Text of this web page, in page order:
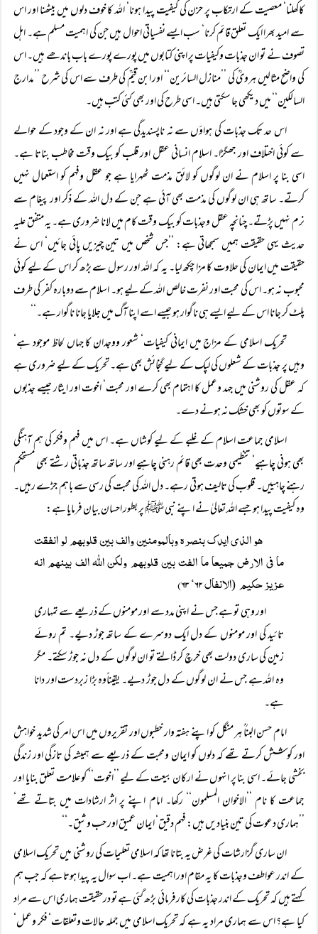
کاکھلنا‘ معصیت کے ارتکاب پر حزن کی کیفیت پیدا ہونا‘ اللہ کا خوف دلوں میں بیٹھنا اور اس
سے امید بھرا ایک تعلق قائم کرنا‘ سب ایسے نفسیاتی احوال ہیں جن کی اہمیت مسلم ہے۔ اہل
تصوف نے تو ان جذبات وکیفیات پر اپنی کتابوں میں پورے پورے باب باندھے ہیں۔ اس
کی واضح مثالیں ہرویؒ کی ’’منازل السائرین‘‘ اور ابن قیمؒ کی طرف سے اس کی شرح ’’مدارج
السالکین‘‘ میں دیکھی جا سکتی ہیں۔ اسی طرح کی اور بھی کئی کتب ہیں۔
اس حد تک جذبات کی ہواؤں سے نہ ناپسندیدگی ہے اور نہ ان کے وجود کے حوالے
سے کوئی اختلاف اور جھگڑا۔ اسلام انسانی عقل اور قلب کو بیک وقت مخاطب بناتا ہے۔
اسی بنا پر اسلام نے ان لوگوں کو لائق مذمت ٹھہرایا ہے جو عقل وفہم کو استعمال نہیں
کرتے۔ ساتھ ہی ان لوگوں کی مذمت بھی آئی ہے جن کے دل اللہ کے ذکر اور پیغام سے
نرم نہیں پڑتے۔ چنانچہ عقل وجذبات کو بیک وقت کام میں لانا ضروری ہے۔ یہ متفق علیہ
حدیث یہی حقیقت ہمیں سمجھاتی ہے: ’’جس شخص میں تین چیزیں پائی جائیں‘ اس نے
حقیقت میں ایمان کی حلاوت کا مزا چکھ لیا۔ یہ کہ اللہ اور رسول سے بڑھ کر اس کے لیے کوئی
محبوب نہ ہو۔ اس کی محبت اور نفرت خالص اللہ کے لیے ہو۔ اسلام سے دوبارہ کفر کی طرف
پلٹ کر جانا اس کے لیے ایسے ہی ناگوار ہو جیسے اسے اپنا آگ میں جلایا جانا ناگوار ہے۔‘‘
تحریک اسلامی کے مزاج میں ایمانی کیفیات‘ شعور ووجدان کا جہاں لحاظ موجود ہے‘
وہیں پر جذبات کے شعلوں کی لپک کے لیے گنجائش بھی ہے۔ تحریک کے لیے ضروری ہے
کہ عقل کی روشنی میں جہد وعمل کا اہتمام بھی کرے اور محبت‘ اخوت اور ایثار جیسے جذبوں
کے سوتوں کو بھی خشک نہ ہونے دے۔
اسلامی جماعت اسلام کے غلبے کے لیے کوشاں ہے۔ اس میں فہم وفکر کی ہم آہنگی
بھی ہونی چاہیے‘ تنظیمی وحدت بھی قائم رہنی چاہیے اور ساتھ ساتھ جذباتی رشتے بھی مستحکم
رہنے چاہییں۔ قلوب کی تالیف ہوتی رہے۔ دل اللہ کی محبت کی رسی سے باہم جڑے رہیں۔
وہ کیفیت پیدا ہو جسے اللہ تعالیٰ نے اپنے نبی ﷺ پر بطور احسان بیان فرمایا ہے:
ھو الذی ایدک بنصرہ وبالمومنین والف بین قلوبہم لو انفقت
ما فی الارض جمیعا ما الفت بین قلوبہم ولکن اللہ الف بینہم انہ
عزیز حکیم (الانفال ۶۲‘ ۶۳)
اور وہی تو ہے جس نے اپنی مدد سے اور مومنوں کے ذریعے سے تمہاری
تائید کی اور مومنوں کے دل ایک دوسرے کے ساتھ جوڑ دیے۔ تم روئے
زمین کی ساری دولت بھی خرچ کر ڈالتے تو ان لوگوں کے دل نہ جوڑ سکتے۔ مگر
وہ اللہ ہے جس نے ان لوگوں کے دل جوڑ دیے۔ یقیناًوہ بڑا زبردست اور دانا
ہے۔
امام حسن البناؒ ہر منگل کو اپنے ہفتہ وار خطبوں اور تقریروں میں اس امر کی شدید خواہش
اور کوشش کرتے تھے کہ دلوں کو ایمان ومحبت کے ذریعے سے ہمیشہ کی تازگی اور زندگی
بخشی جائے۔ اسی بنا پر انہوں نے ارکان بیعت کے لیے ’’اخوت‘‘ کو علامت تعلق بنایا اور
جماعت کا نام ’’الاخوان المسلمون‘‘ رکھا۔ امام اپنے پر اثر ارشادات میں بتاتے تھے‘
’’ہماری دعوت کی تین بنیادیں ہیں: فہم دقیق‘ ایمان عمیق اور حب وثیق۔‘‘
ان ساری گزارشات کی غرض یہ بتانا تھا کہ اسلامی تعلیمات کی روشنی میں تحریک اسلامی
کے اندر عواطف وجذبات کا یہ مقام اور اہمیت ہے۔ اب سوال یہ پیدا ہوتا ہے کہ جب ہم
کہتے ہیں کہ تحریک کے اندر جذبات کی کارفرمائی بڑھ گئی ہے تو درحقیقت ہماری اس سے مراد
کیا ہے؟ اس سے ہماری مراد یہ ہے کہ تحریک اسلامی میں جملہ حالات وتعلقات‘ فکر وعمل‘